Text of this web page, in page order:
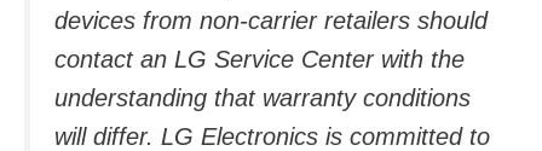
devices from non-carrier retailers should
contact an LG Service Center with the
understanding that warranty conditions
will differ. LG Electronics is committed to